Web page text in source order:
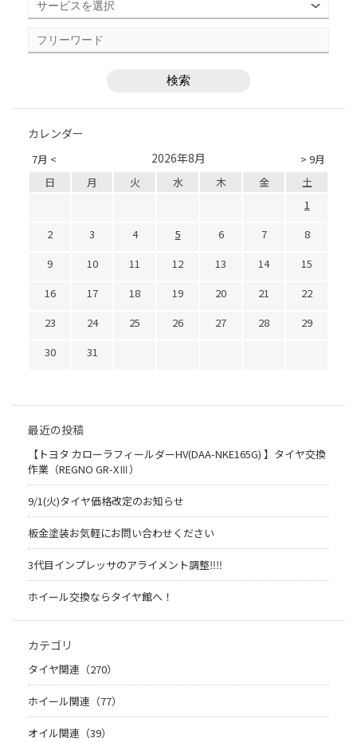
カレンダー
7月 < > 9月
2026年8月
日 月 火 水 木 金
土
1
2
3 4 5 6 7
8
9
10 11 12 13 14
15
16
17 18 19 20 21
22
23
24 25 26 27 28
29
30
31
最近の投稿
【トヨタ カローラフィールダーHV(DAA-NKE165G) 】タイヤ交換
作業（REGNO GR-XⅢ）
9/1(火)タイヤ価格改定のお知らせ
板金塗装お気軽にお問い合わせください
3代目インプレッサのアライメント調整‼︎‼︎
ホイール交換ならタイヤ館へ！
カテゴリ
タイヤ関連（270）
ホイール関連（77）
オイル関連（39）